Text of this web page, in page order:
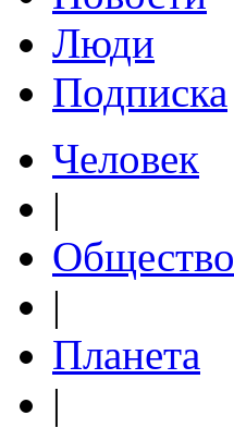
Люди
Подписка
Человек
|
Общество
|
Планета
|